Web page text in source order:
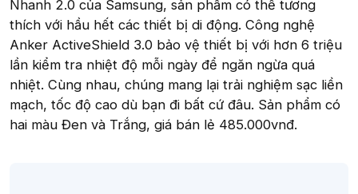
Nhanh 2.0 của Samsung, sản phẩm có thể tương
thích với hầu hết các thiết bị di động. Công nghệ
Anker ActiveShield 3.0 bảo vệ thiết bị với hơn 6 triệu
lần kiểm tra nhiệt độ mỗi ngày để ngăn ngừa quá
nhiệt. Cùng nhau, chúng mang lại trải nghiệm sạc liền
mạch, tốc độ cao dù bạn đi bất cứ đâu. Sản phẩm có
hai màu Đen và Trắng, giá bán lẻ 485.000vnđ.